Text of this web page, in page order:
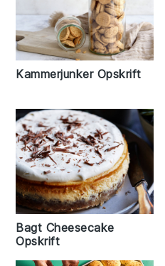
Kammerjunker Opskrift
Bagt Cheesecake
Opskrift